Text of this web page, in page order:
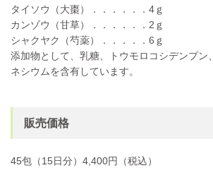
タイソウ（大棗）．．．．．．4ｇ
カンゾウ（甘草）．．．．．．2ｇ
シャクヤク（芍薬）．．．．．6ｇ
添加物として、乳糖、トウモロコシデンプン
ネシウムを含有しています。
販売価格
45包（15日分）4,400円（税込）